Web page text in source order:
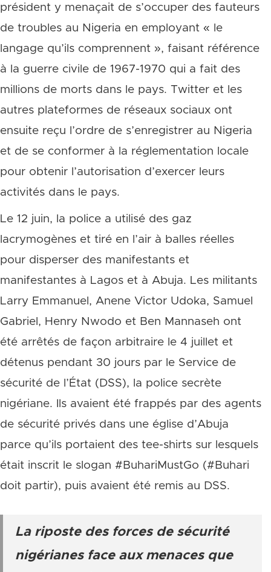
président y menaçait de s’occuper des fauteurs
de troubles au Nigeria en employant « le
langage qu’ils comprennent », faisant référence
à la guerre civile de 1967-1970 qui a fait des
millions de morts dans le pays. Twitter et les
autres plateformes de réseaux sociaux ont
ensuite reçu l’ordre de s’enregistrer au Nigeria
et de se conformer à la réglementation locale
pour obtenir l’autorisation d’exercer leurs
activités dans le pays.
Le 12 juin, la police a utilisé des gaz
lacrymogènes et tiré en l’air à balles réelles
pour disperser des manifestants et
manifestantes à Lagos et à Abuja. Les militants
Larry Emmanuel, Anene Victor Udoka, Samuel
Gabriel, Henry Nwodo et Ben Mannaseh ont
été arrêtés de façon arbitraire le 4 juillet et
détenus pendant 30 jours par le Service de
sécurité de l’État (DSS), la police secrète
nigériane. Ils avaient été frappés par des agents
de sécurité privés dans une église d’Abuja
parce qu’ils portaient des tee-shirts sur lesquels
était inscrit le slogan #BuhariMustGo (#Buhari
doit partir), puis avaient été remis au DSS.
La riposte des forces de sécurité
nigérianes face aux menaces que